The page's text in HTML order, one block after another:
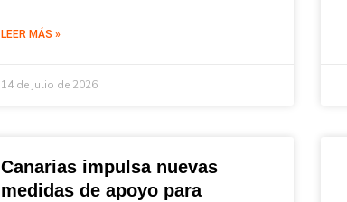
LEER MÁS »
14 de julio de 2026
Canarias impulsa nuevas
medidas de apoyo para